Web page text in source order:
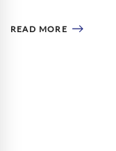
READ MORE